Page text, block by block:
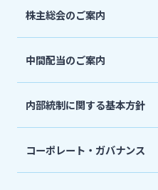
ニュースリリース一覧
採用情報
お問い合わせ先一覧
会社説明会資料
投資家向け説明会資
English
株主総会のご案内
中間配当のご案内
内部統制に関する基本方針
コーポレート・ガバナンス